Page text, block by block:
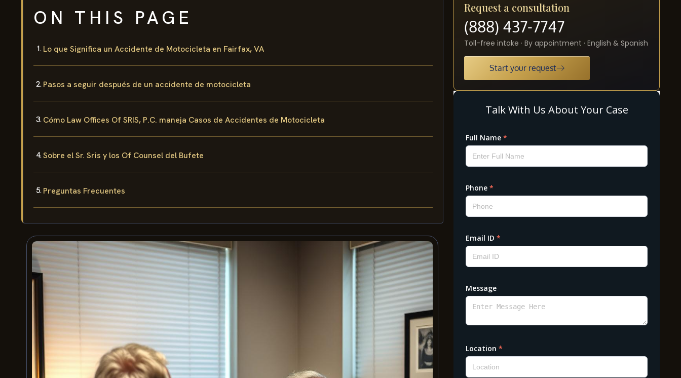
ON THIS PAGE
Lo que Significa un Accidente de Motocicleta en Fairfax, VA
Pasos a seguir después de un accidente de motocicleta
Cómo Law Offices Of SRIS, P.C. maneja Casos de Accidentes de Motocicleta
Sobre el Sr. Sris y los Of Counsel del Bufete
Preguntas Frecuentes
Request a consultation
(888) 437-7747
Toll-free intake · By appointment · English & Spanish
Start your request